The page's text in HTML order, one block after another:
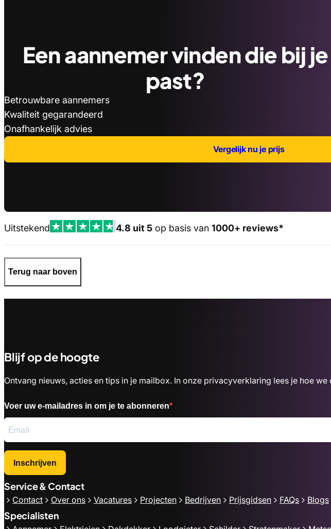
Een aannemer vinden die bij je
past?
Betrouwbare aannemers
Kwaliteit gegarandeerd
Onafhankelijk advies
Vergelijk nu je prijs
Uitstekend 4.8 uit 5 op basis van 1000+ reviews*
Terug naar boven
Blijf op de hoogte
Ontvang nieuws, acties en tips in je mailbox. In onze privacyverklaring lees je hoe
Voer uw e-mailadres in om je te abonneren
Inschrijven
Service & Contact
Contact Over ons Vacatures Projecten Bedrijven Prijsgidsen FAQs Blogs
Specialisten